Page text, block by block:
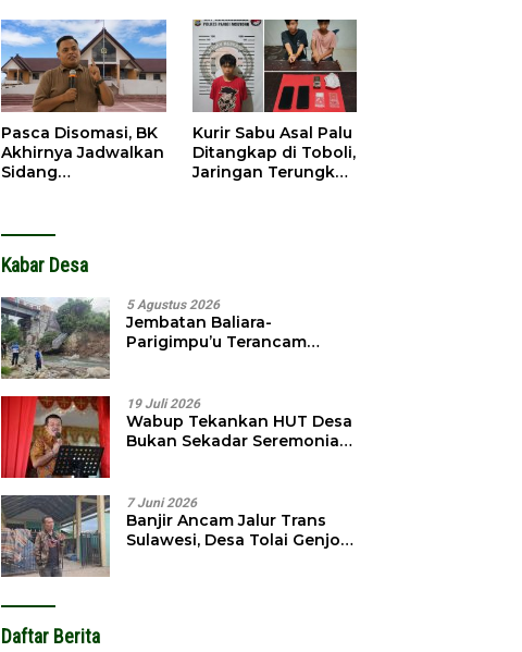
Ditangkap
Ditangkap Dini Hari
Pasca Disomasi, BK
Akhirnya Jadwalkan
Sidang
Kurir Sabu Asal Palu
Ditangkap di Toboli,
Jaringan Terungkap
Kabar Desa
5 Agustus 2026
Jembatan Baliara-
Parigimpu’u Terancam
19 Juli 2026
Wabup Tekankan HUT Desa
Bukan Sekadar Seremonial,
7 Juni 2026
Banjir Ancam Jalur Trans
Sulawesi, Desa Tolai Genjot
Daftar Berita